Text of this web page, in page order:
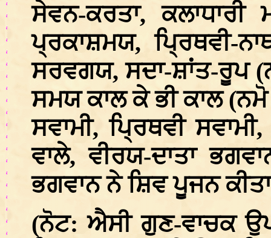
ਸੇਵਨ-ਕਰਤਾ, ਕਲਾਧਾਰੀ
ਪ੍ਰਕਾਸ਼ਮਯ, ਪ੍ਰਿਥਵੀ-
ਸਰਵਗਯ, ਸਦਾ-ਸ਼ਾਂਤ-ਰੂਪ
ਸਮਯ ਕਾਲ ਕੇ ਭੀ ਕਾਲ (ਨਮੋ
ਸਵਾਮੀ, ਪ੍ਰਿਥਵੀ
ਵਾਲੇ, ਵੀਰਯ-ਦਾਤਾ
ਭਗਵਾਨ ਨੇ ਸ਼ਿਵ ਪੂਜਨ
(ਨੋਟ: ਐਸੀ ਗੁਣ-ਵਾਚਕ